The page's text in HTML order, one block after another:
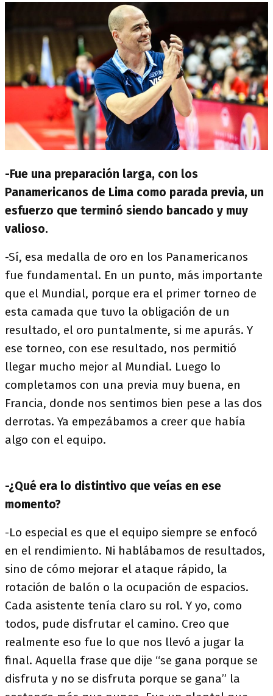
-Fue una preparación larga, con los
Panamericanos de Lima como parada previa, un
esfuerzo que terminó siendo bancado y muy
valioso.
-Sí, esa medalla de oro en los Panamericanos
fue fundamental. En un punto, más importante
que el Mundial, porque era el primer torneo de
esta camada que tuvo la obligación de un
resultado, el oro puntalmente, si me apurás. Y
ese torneo, con ese resultado, nos permitió
llegar mucho mejor al Mundial. Luego lo
completamos con una previa muy buena, en
Francia, donde nos sentimos bien pese a las dos
derrotas. Ya empezábamos a creer que había
algo con el equipo.
-¿Qué era lo distintivo que veías en ese
momento?
-Lo especial es que el equipo siempre se enfocó
en el rendimiento. Ni hablábamos de resultados,
sino de cómo mejorar el ataque rápido, la
rotación de balón o la ocupación de espacios.
Cada asistente tenía claro su rol. Y yo, como
todos, pude disfrutar el camino. Creo que
realmente eso fue lo que nos llevó a jugar la
final. Aquella frase que dije “se gana porque se
disfruta y no se disfruta porque se gana” la